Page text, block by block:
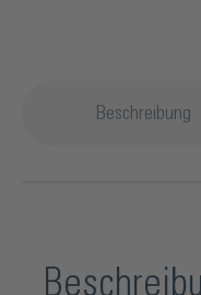
Beschreibung